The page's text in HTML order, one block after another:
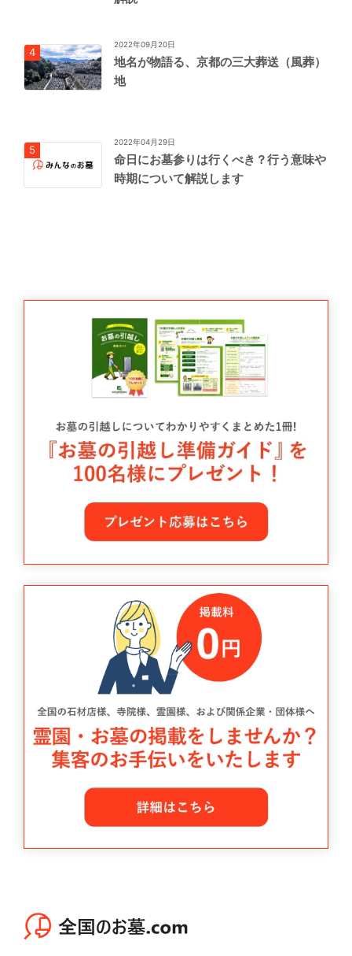
2022年09月20日
地名が物語る、京都の三大葬送（風葬）
地
2022年04月29日
命日にお墓参りは行くべき？行う意味や
時期について解説します